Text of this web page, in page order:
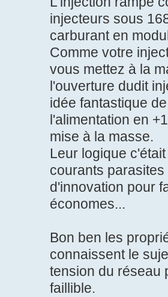
injecteurs sous
carburant en
Comme votre
vous mettez à la
l'ouverture dudit
idée fantastique
l'alimentation en
mise à la masse.
Leur logique
courants
d'innovation pour
économes...
Bon ben les
connaissent le
tension du réseau
faillible.